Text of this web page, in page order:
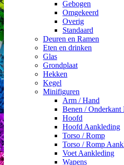
Gebogen
Omgekeerd
Overig
Standaard
Deuren en Ramen
Eten en drinken
Glas
Grondplaat
Hekken
Kegel
Minifiguren
Arm / Hand
Benen /
Hoofd
Hoofd Aankleding
Torso / Romp
Torso / Romp
Voet Aankleding
Wapens